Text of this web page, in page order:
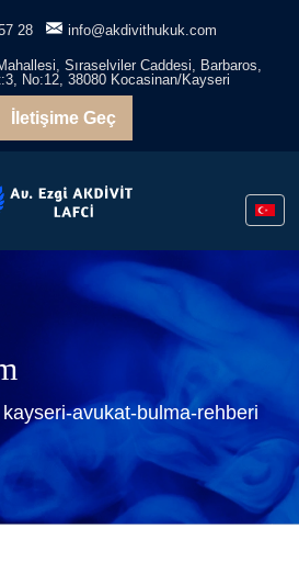
28 info@akdivithukuk.com
Sıraselviler Caddesi, Barbaros,
No:12, 38080 Kocasinan/Kayseri
İletişime Geç
kayseri-avukat-bulma-rehberi